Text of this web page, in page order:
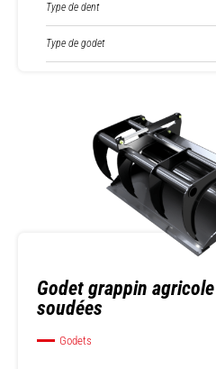
Type de dent
Type de godet
Godet grappin
soudées
Godets